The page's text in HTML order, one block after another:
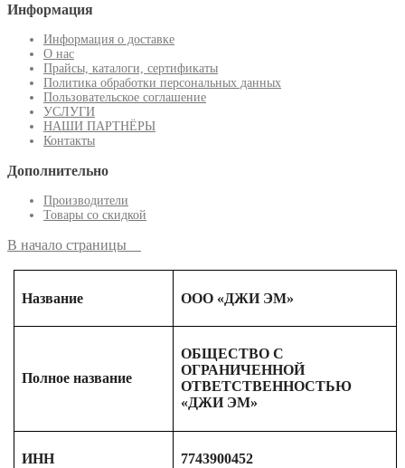
Информация
Информация о доставке
О нас
Прайсы, каталоги, сертификаты
Политика обработки персональных данных
Пользовательское соглашение
УСЛУГИ
НАШИ ПАРТНЁРЫ
Контакты
Дополнительно
Производители
Товары со скидкой
В начало страницы
Название ООО «ДЖИ ЭМ»
Полное название
ОБЩЕСТВО С
ОГРАНИЧЕННОЙ
ОТВЕТСТВЕННОСТЬЮ
«ДЖИ ЭМ»
ИНН 7743900452